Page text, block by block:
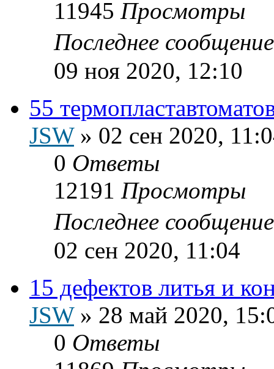
11945 Просмотры
Последнее
09 ноя 2020, 12:10
55
JSW» 02 сен 2020,
0 Ответы
12191 Просмотры
Последнее
02 сен 2020, 11:04
15 дефектов литья и
JSW» 28 май 2020,
0 Ответы